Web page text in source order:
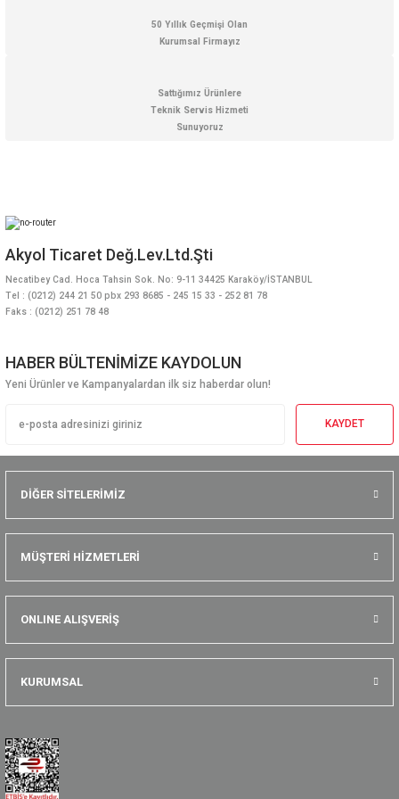
50 Yıllık Geçmişi Olan
Kurumsal Firmayız
Sattığımız Ürünlere
Teknik Servis Hizmeti
Sunuyoruz
Akyol Ticaret Değ.Lev.Ltd.Şti
Necatibey Cad. Hoca Tahsin Sok. No: 9-11 34425 Karaköy/İSTANBUL
Tel : (0212) 244 21 50 pbx 293 8685 - 245 15 33 - 252 81 78
Faks : (0212) 251 78 48
HABER BÜLTENİMİZE KAYDOLUN
Yeni Ürünler ve Kampanyalardan ilk siz haberdar olun!
KAYDET
DİĞER SİTELERİMİZ
MÜŞTERİ HİZMETLERİ
ONLINE ALIŞVERİŞ
KURUMSAL